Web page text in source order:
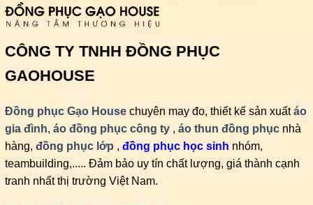
CÔNG TY TNHH ĐỒNG PHỤC
GAOHOUSE
Đồng phục Gạo Housechuyên may đo, thiết kế sản xuấtáo
gia đình, áo đồng phục công ty, áo thun đồng phụcnhà
hàng, đồng phục lớp , đồng phục học sinh nhóm,
teambuilding,..... Đảm bảo uy tín chất lượng, giá thành cạnh
tranh nhất thị trường Việt Nam.